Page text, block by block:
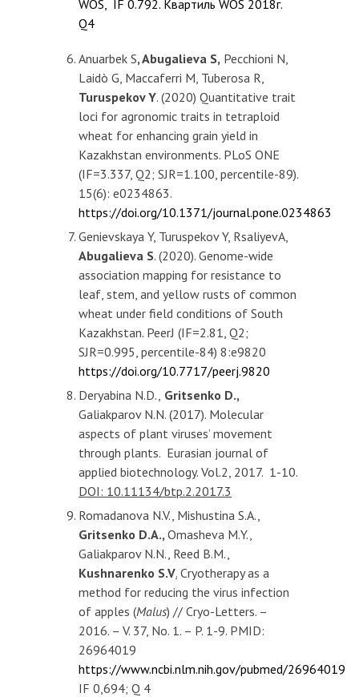
WOS, IF 0.792. Квартиль WOS 2018г.
Q4
Anuarbek S, Abugalieva S, Pecchioni N,
Laidò G, Maccaferri M, Tuberosa R,
Turuspekov Y. (2020) Quantitative trait
loci for agronomic traits in tetraploid
wheat for enhancing grain yield in
Kazakhstan environments. PLoS ONE
(IF=3.337, Q2; SJR=1.100, percentile-89).
15(6): e0234863.
https://doi.org/10.1371/journal.pone.0234863
Genievskaya Y, Turuspekov Y, RsaliyevA,
Abugalieva S. (2020). Genome-wide
association mapping for resistance to
leaf, stem, and yellow rusts of common
wheat under field conditions of South
Kazakhstan. PeerJ (IF=2.81, Q2;
SJR=0.995, percentile-84) 8:e9820
https://doi.org/10.7717/peerj.9820
Deryabina N.D., Gritsenko D.,
Galiakparov N.N. (2017). Molecular
aspects of plant viruses’ movement
through plants. Eurasian journal of
applied biotechnology. Vol.2, 2017. 1-10.
DOI: 10.11134/btp.2.2017.3
Romadanova N.V., Mishustina S.A.,
Gritsenko D.A., Omasheva M.Y.,
Galiakparov N.N., Reed B.M.,
Kushnarenko S.V. Cryotherapy as a
method for reducing the virus infection
of apples (Malus) // Cryo-Letters. –
2016. – V. 37, No. 1. – P. 1-9. PMID:
26964019
https://www.ncbi.nlm.nih.gov/pubmed/26964019
IF 0,694; Q 4